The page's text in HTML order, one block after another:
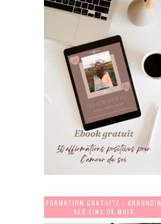
FORMATION GRATUITE : ARRONDIR
SES FINS DE MOIS